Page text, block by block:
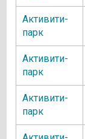
Активити-
парк
Активити-
парк
Активити-
парк